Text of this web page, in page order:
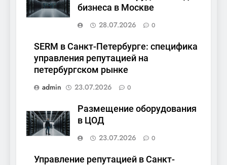
бизнеса в Москве
28.07.2026
0
SERM в Санкт-Петербурге: специфика
управления репутацией на
петербургском рынке
admin
23.07.2026 0
Размещение оборудования
в ЦОД
23.07.2026
0
Управление репутацией в Санкт-